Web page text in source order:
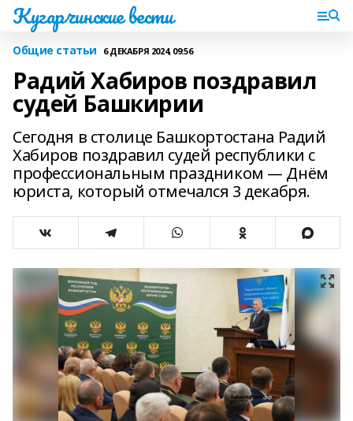
Кугарчинские вести
Общие статьи 6 ДЕКАБРЯ 2024, 09:56
Радий Хабиров поздравил
судей Башкирии
Сегодня в столице Башкортостана Радий
Хабиров поздравил судей республики с
профессиональным праздником — Днём
юриста, который отмечался 3 декабря.